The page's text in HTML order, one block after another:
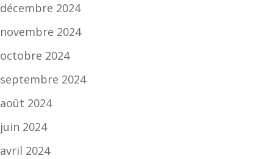
décembre 2024
novembre 2024
octobre 2024
septembre 2024
août 2024
juin 2024
avril 2024